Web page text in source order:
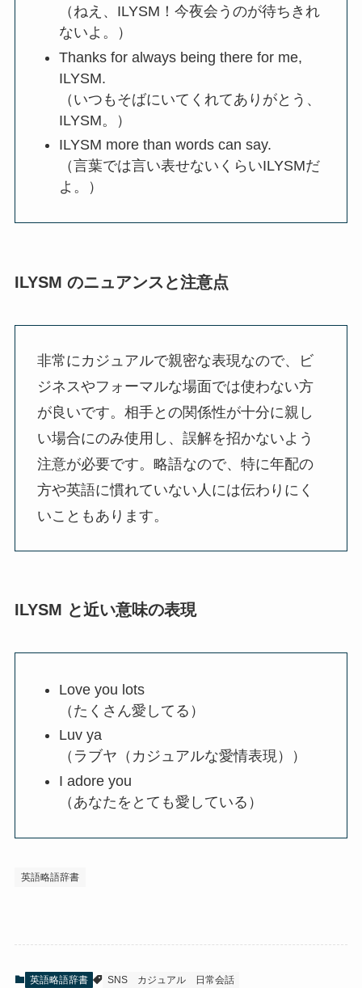
（ねえ、ILYSM！今夜会うのが待ちきれ
ないよ。）
Thanks for always being there for me,
ILYSM.
（いつもそばにいてくれてありがとう、
ILYSM。）
ILYSM more than words can say.
（言葉では言い表せないくらいILYSMだ
よ。）
ILYSM のニュアンスと注意点
非常にカジュアルで親密な表現なので、ビ
ジネスやフォーマルな場面では使わない方
が良いです。相手との関係性が十分に親し
い場合にのみ使用し、誤解を招かないよう
注意が必要です。略語なので、特に年配の
方や英語に慣れていない人には伝わりにく
いこともあります。
ILYSM と近い意味の表現
Love you lots
（たくさん愛してる）
Luv ya
（ラブヤ（カジュアルな愛情表現））
I adore you
（あなたをとても愛している）
英語略語辞書
英語略語辞書 SNS カジュアル 日常会話